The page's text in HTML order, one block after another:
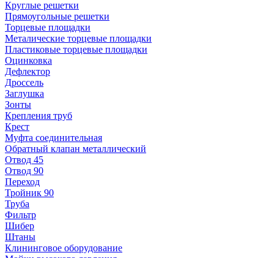
Круглые решетки
Прямоугольные решетки
Торцевые площадки
Металические торцевые площадки
Пластиковые торцевые площадки
Оцинковка
Дефлектор
Дроссель
Заглушка
Зонты
Крепления труб
Крест
Муфта соединительная
Обратный клапан металлический
Отвод 45
Отвод 90
Переход
Тройник 90
Труба
Фильтр
Шибер
Штаны
Клининговое оборудование